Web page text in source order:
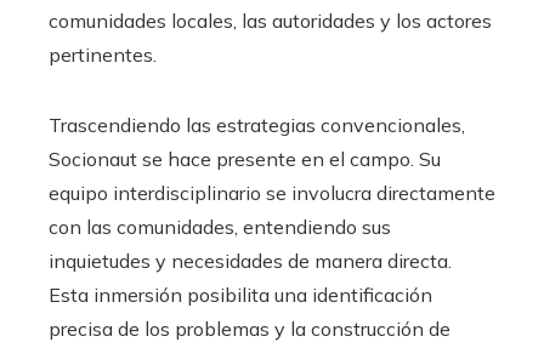
comunidades locales, las autoridades y los actores
pertinentes.
Trascendiendo las estrategias convencionales,
Socionaut se hace presente en el campo. Su
equipo interdisciplinario se involucra directamente
con las comunidades, entendiendo sus
inquietudes y necesidades de manera directa.
Esta inmersión posibilita una identificación
precisa de los problemas y la construcción de